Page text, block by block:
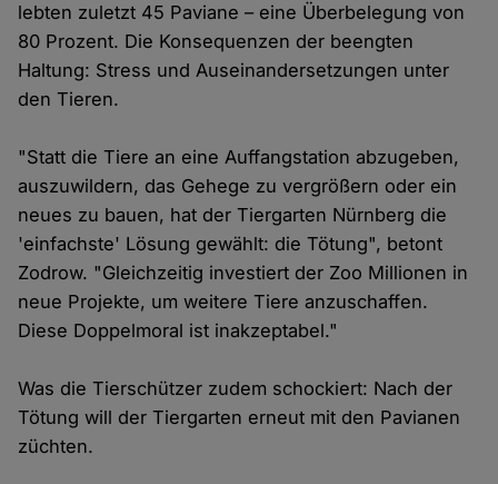
lebten zuletzt 45 Paviane – eine Überbelegung von
80 Prozent. Die Konsequenzen der beengten
Haltung: Stress und Auseinandersetzungen unter
den Tieren.
"Statt die Tiere an eine Auffangstation abzugeben,
auszuwildern, das Gehege zu vergrößern oder ein
neues zu bauen, hat der Tiergarten Nürnberg die
'einfachste' Lösung gewählt: die Tötung", betont
Zodrow. "Gleichzeitig investiert der Zoo Millionen in
neue Projekte, um weitere Tiere anzuschaffen.
Diese Doppelmoral ist inakzeptabel."
Was die Tierschützer zudem schockiert: Nach der
Tötung will der Tiergarten erneut mit den Pavianen
züchten.